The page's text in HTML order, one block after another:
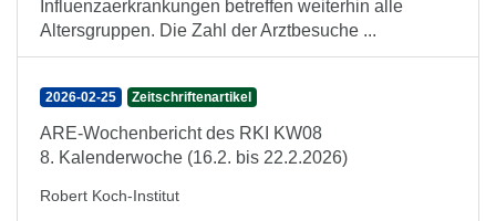
Influenzaerkrankungen betreffen weiterhin alle
Altersgruppen. Die Zahl der Arztbesuche ...
2026-02-25 Zeitschriftenartikel
ARE-Wochenbericht des RKI KW08
8. Kalenderwoche (16.2. bis 22.2.2026)
Robert Koch-Institut